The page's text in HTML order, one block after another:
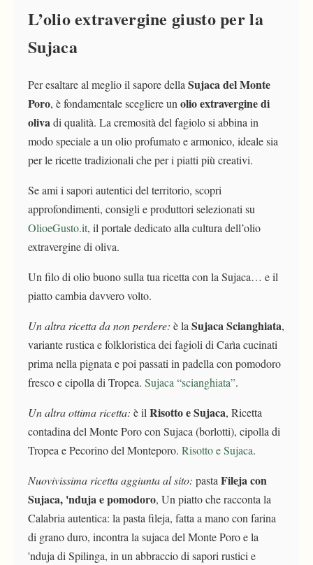
L’olio extravergine giusto per la
Sujaca
Per esaltare al meglio il sapore dellaSujaca del Monte
Poro, è fondamentale scegliere unolio extravergine di
olivadi qualità. La cremosità del fagiolo si abbina in
modo speciale a un olio profumato e armonico, ideale sia
per le ricette tradizionali che per i piatti più creativi.
Se ami i sapori autentici del territorio, scopri
approfondimenti, consigli e produttori selezionati su
OlioeGusto.it, il portale dedicato alla cultura dell’olio
extravergine di oliva.
Un filo di olio buono sulla tua ricetta con la Sujaca… e il
piatto cambia davvero volto.
Un altra ricetta da non perdere: è laSujaca Scianghiata,
variante rustica e folkloristica dei fagioli di Carìa cucinati
prima nella pignata e poi passati in padella con pomodoro
fresco e cipolla di Tropea. Sujaca “scianghiata”.
Un altra ottima ricetta: è ilRisotto e Sujaca, Ricetta
contadina del Monte Poro con Sujaca (borlotti), cipolla di
Tropea e Pecorino del Monteporo. Risotto e Sujaca.
Nuovivissima ricetta aggiunta al sito: pastaFileja con
Sujaca, 'nduja e pomodoro, Un piatto che racconta la
Calabria autentica: la pasta fileja, fatta a mano con farina
di grano duro, incontra la sujaca del Monte Poro e la
'nduja di Spilinga, in un abbraccio di sapori rustici e